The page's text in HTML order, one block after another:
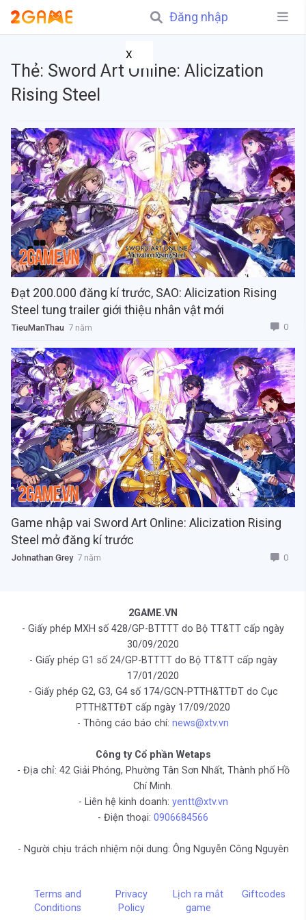
Đăng nhập
X
Thẻ: Sword Art Online: Alicization
Rising Steel
Đạt 200.000 đăng kí trước, SAO: Alicization Rising
Steel tung trailer giới thiệu nhân vật mới
TieuManThau 7 năm 0
Game nhập vai Sword Art Online: Alicization Rising
Steel mở đăng kí trước
Johnathan Grey7 năm 0
2GAME.VN
- Giấy phép MXH số 428/GP-BTTTT do Bộ TT&TT cấp ngày
30/09/2020
- Giấy phép G1 số 24/GP-BTTTT do Bộ TT&TT cấp ngày
17/01/2020
- Giấy phép G2, G3, G4 số 174/GCN-PTTH&TTĐT do Cục
PTTH&TTĐT cấp ngày 17/09/2020
- Thông cáo báo chí: news@xtv.vn
Công ty Cổ phần Wetaps
- Địa chỉ: 42 Giải Phóng, Phường Tân Sơn Nhất, Thành phố Hồ
Chí Minh.
- Liên hệ kinh doanh: yentt@xtv.vn
- Điện thoại: 0906684566
- Người chịu trách nhiệm nội dung: Ông Nguyễn Công Nguyên
Terms and
Conditions
Privacy
Policy
Lịch ra mắt
game
Giftcodes